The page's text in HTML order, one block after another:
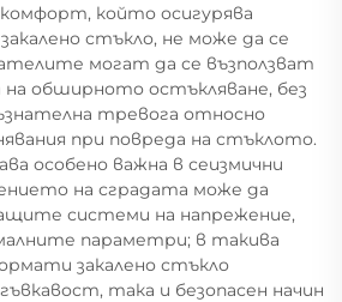
който осигурява
стъкло, не може да се
могат да се възползват
обширното остъкляване, без
тревога относно
при повреда на стъклото.
особено важна в сеизмични
на сградата може да
системи на напрежение,
параметри; в такива
закалено стъкло
така и безопасен начин